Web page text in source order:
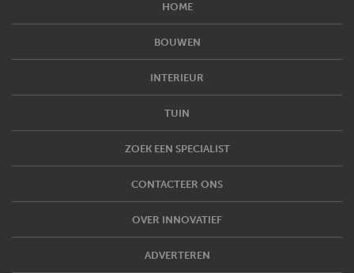
HOME
BOUWEN
INTERIEUR
TUIN
ZOEK EEN SPECIALIST
CONTACTEER ONS
OVER INNOVATIEF
ADVERTEREN